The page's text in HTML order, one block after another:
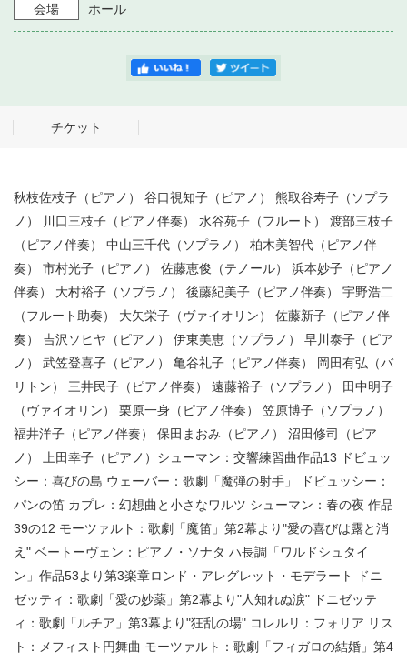
・ 芸術参与
会場
ホール
チケット
秋枝佐枝子（ピアノ） 谷口視知子（ピアノ） 熊取谷寿子（ソプラ
ノ） 川口三枝子（ピアノ伴奏） 水谷苑子（フルート） 渡部三枝子
（ピアノ伴奏） 中山三千代（ソプラノ） 柏木美智代（ピアノ伴
奏） 市村光子（ピアノ） 佐藤恵俊（テノール） 浜本妙子（ピアノ
伴奏） 大村裕子（ソプラノ） 後藤紀美子（ピアノ伴奏） 宇野浩二
（フルート助奏） 大矢栄子（ヴァイオリン） 佐藤新子（ピアノ伴
奏） 吉沢ソヒヤ（ピアノ） 伊東美恵（ソプラノ） 早川泰子（ピア
ノ） 武笠登喜子（ピアノ） 亀谷礼子（ピアノ伴奏） 岡田有弘（バ
リトン） 三井民子（ピアノ伴奏） 遠藤裕子（ソプラノ） 田中明子
（ヴァイオリン） 栗原一身（ピアノ伴奏） 笠原博子（ソプラノ）
福井洋子（ピアノ伴奏） 保田まおみ（ピアノ） 沼田修司（ピア
ノ） 上田幸子（ピアノ）シューマン：交響練習曲作品13 ドビュッ
シー：喜びの島 ウェーバー：歌劇「魔弾の射手」 ドビュッシー：
パンの笛 カプレ：幻想曲と小さなワルツ シューマン：春の夜 作品
39の12 モーツァルト：歌劇「魔笛」第2幕より"愛の喜びは露と消
え" ベートーヴェン：ピアノ・ソナタ ハ長調「ワルドシュタイ
ン」作品53より第3楽章ロンド・アレグレット・モデラート ドニ
ゼッティ：歌劇「愛の妙薬」第2幕より"人知れぬ涙" ドニゼッテ
ィ：歌劇「ルチア」第3幕より"狂乱の場" コレルリ：フォリア リス
ト：メフィスト円舞曲 モーツァルト：歌劇「フィガロの結婚」第4